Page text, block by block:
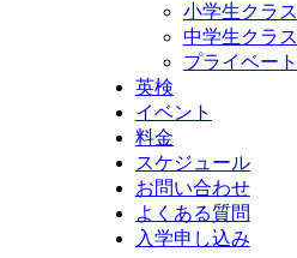
小学生クラス
中学生クラス
プライベート
英検
イベント
料金
スケジュール
お問い合わせ
よくある質問
入学申し込み